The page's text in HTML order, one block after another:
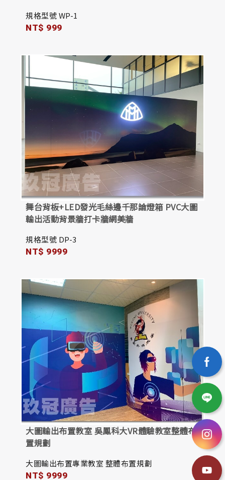
規格型號 WP-1
NT$ 999
舞台背板+LED發光毛絲邊千那論燈箱 PVC大圖
輸出活動背景牆打卡牆網美牆
規格型號 DP-3
NT$ 9999
大圖輸出布置教室 吳鳳科大VR體驗教室整體布
置規劃
大圖輸出布置專業教室 整體布置規劃
NT$ 9999